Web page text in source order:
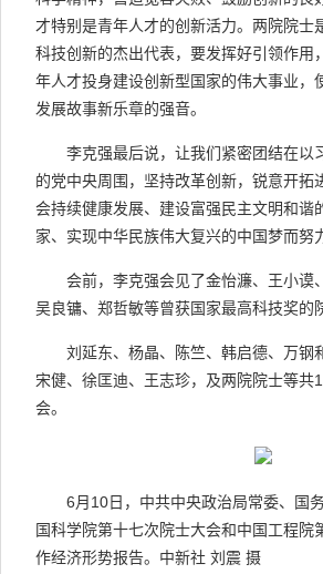
才特别是青年人才的创新活力。两院院士
科技创新的杰出代表，要发挥好引领作用
年人才投身建设创新型国家的伟大事业，
发展故事新乐章的强音。
李克强最后说，让我们紧密团结在以
的党中央周围，坚持改革创新，锐意开拓
会持续健康发展、建设富强民主文明和谐
家、实现中华民族伟大复兴的中国梦而努
会前，李克强会见了金怡濂、王小谟、
吴良镛、郑哲敏等曾获国家最高科技奖的
刘延东、杨晶、陈竺、韩启德、万钢和
宋健、徐匡迪、王志珍，及两院院士等共
会。
6月10日，中共中央政治局常委、国务
国科学院第十七次院士大会和中国工程院
作经济形势报告。中新社 刘震 摄